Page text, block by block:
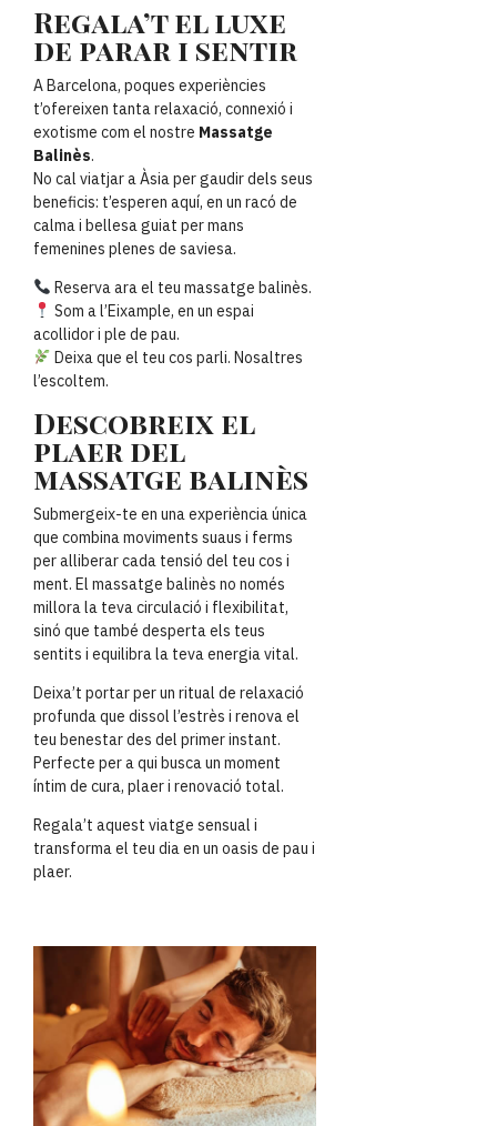
Regala’t el luxe
de parar i sentir
A Barcelona, poques experiències
t’ofereixen tanta relaxació, connexió i
exotisme com el nostre Massatge
Balinès.
No cal viatjar a Àsia per gaudir dels seus
beneficis: t’esperen aquí, en un racó de
calma i bellesa guiat per mans
femenines plenes de saviesa.
Reserva ara el teu massatge balinès.
Som a l’Eixample, en un espai
acollidor i ple de pau.
Deixa que el teu cos parli. Nosaltres
l’escoltem.
Descobreix el
plaer del
massatge balinès
Submergeix-te en una experiència única
que combina moviments suaus i ferms
per alliberar cada tensió del teu cos i
ment. El massatge balinès no només
millora la teva circulació i flexibilitat,
sinó que també desperta els teus
sentits i equilibra la teva energia vital.
Deixa’t portar per un ritual de relaxació
profunda que dissol l’estrès i renova el
teu benestar des del primer instant.
Perfecte per a qui busca un moment
íntim de cura, plaer i renovació total.
Regala’t aquest viatge sensual i
transforma el teu dia en un oasis de pau i
plaer.